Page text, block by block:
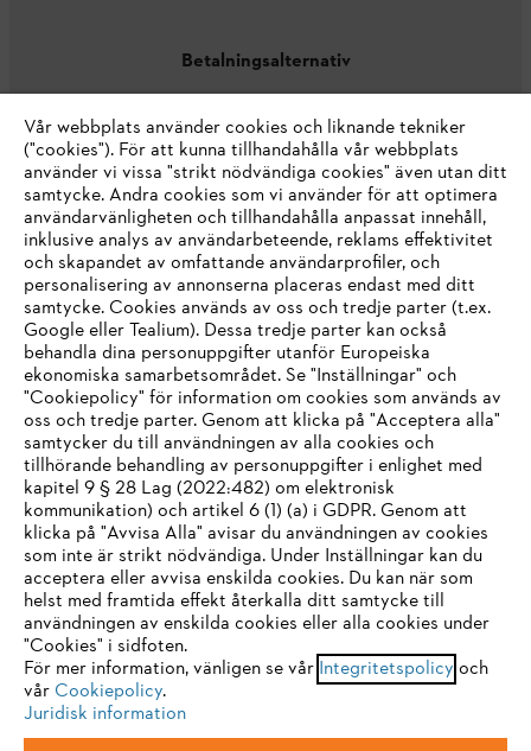
Betalningsalternativ
Företaget
STIHL FAQ
Service
Allmänna villkor och bestämmelser
Integritetspolicy
Juridisk information
IHR BROWSER WIRD NICHT
UNTERSTÜTZT
Sie nutzen einen Browser, den wir noch nicht unterstützen. Für
eine optimale Nutzung unserer Seite empfehlen wir Ihnen, zu
einem der folgenden Browser zu wechseln:
Firefox Chrome
Vår webbplats använder cookies och liknande tekniker
("cookies"). För att kunna tillhandahålla vår webbplats
använder vi vissa "strikt nödvändiga cookies" även utan ditt
samtycke. Andra cookies som vi använder för att optimera
användarvänligheten och tillhandahålla anpassat innehåll,
inklusive analys av användarbeteende, reklams effektivitet
och skapandet av omfattande användarprofiler, och
personalisering av annonserna placeras endast med ditt
samtycke. Cookies används av oss och tredje parter (t.ex.
Google eller Tealium). Dessa tredje parter kan också
behandla dina personuppgifter utanför Europeiska
ekonomiska samarbetsområdet. Se "Inställningar" och
"Cookiepolicy" för information om cookies som används av
oss och tredje parter. Genom att klicka på "Acceptera alla"
samtycker du till användningen av alla cookies och
tillhörande behandling av personuppgifter i enlighet med
kapitel 9 § 28 Lag (2022:482) om elektronisk
kommunikation) och artikel 6 (1) (a) i GDPR. Genom att
klicka på "Avvisa Alla" avisar du användningen av cookies
som inte är strikt nödvändiga. Under Inställningar kan du
acceptera eller avvisa enskilda cookies. Du kan när som
helst med framtida effekt återkalla ditt samtycke till
användningen av enskilda cookies eller alla cookies under
"Cookies" i sidfoten.
För mer information, vänligen se vår Integritetspolicy och
vår Cookiepolicy.
Juridisk information